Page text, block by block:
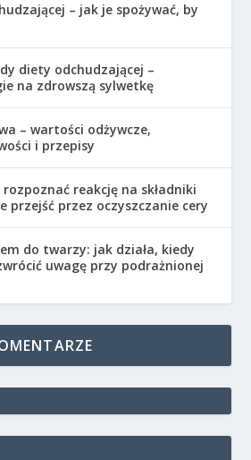
– jak je spożywać, by
diety odchudzającej –
na zdrowszą sylwetkę
– wartości odżywcze,
i przepisy
reakcję na składniki
przejść przez oczyszczanie cery
do twarzy: jak działa, kiedy
uwagę przy podrażnionej